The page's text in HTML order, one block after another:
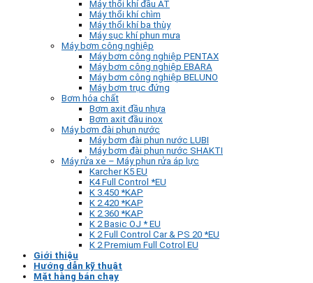
Máy thổi khí đầu AT
Máy thổi khí chìm
Máy thổi khí ba thùy
Máy sục khí phun mưa
Máy bơm công nghiệp
Máy bơm công nghiệp PENTAX
Máy bơm công nghiệp EBARA
Máy bơm công nghiệp BELUNO
Máy bơm trục đứng
Bơm hóa chất
Bơm axit đầu nhựa
Bơm axit đầu inox
Máy bơm đài phun nước
Máy bơm đài phun nước LUBI
Máy bơm đài phun nước SHAKTI
Máy rửa xe – Máy phun rửa áp lực
Karcher K5 EU
K4 Full Control *EU
K 3.450 *KAP
K 2.420 *KAP
K 2.360 *KAP
K 2 Basic OJ * EU
K 2 Full Control Car & PS 20 *EU
K 2 Premium Full Cotrol EU
Giới thiệu
Hướng dẫn kỹ thuật
Mặt hàng bán chạy